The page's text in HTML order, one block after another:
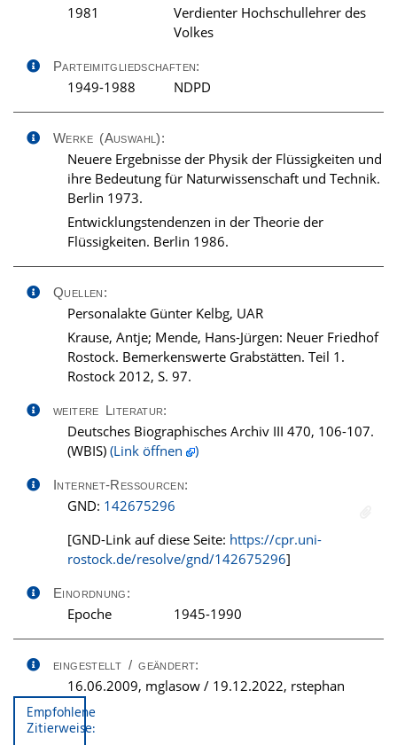
1981
Verdienter Hochschullehrer des
Volkes
Parteimitgliedschaften:
1949-1988 NDPD
Werke (Auswahl):
Neuere Ergebnisse der Physik der Flüssigkeiten und
ihre Bedeutung für Naturwissenschaft und Technik.
Berlin 1973.
Entwicklungstendenzen in der Theorie der
Flüssigkeiten. Berlin 1986.
Quellen:
Personalakte Günter Kelbg, UAR
Krause, Antje; Mende, Hans-Jürgen: Neuer Friedhof
Rostock. Bemerkenswerte Grabstätten. Teil 1.
Rostock 2012, S. 97.
weitere Literatur:
Deutsches Biographisches Archiv III 470, 106-107.
(WBIS) (Link öffnen )
Internet-Ressourcen:
GND: 142675296
[GND-Link auf diese Seite: https://cpr.uni-
rostock.de/resolve/gnd/142675296]
Einordnung:
Epoche 1945-1990
eingestellt / geändert:
16.06.2009, mglasow / 19.12.2022, rstephan
Empfohlene
Zitierweise: